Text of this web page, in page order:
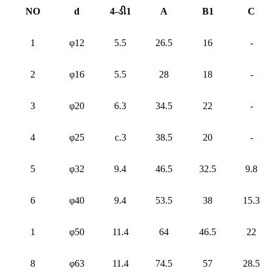
NO d 4-ડી1 A B1 C
1 φ12 5.5 26.5 16 -
2 φ16 5.5 28 18 -
3 φ20 6.3 34.5 22 -
4 φ25 c.3 38.5 20 -
5 φ32 9.4 46.5 32.5 9.8
6 φ40 9.4 53.5 38 15.3
1 φ50 11.4 64 46.5 22
8 φ63 11.4 74.5 57 28.5